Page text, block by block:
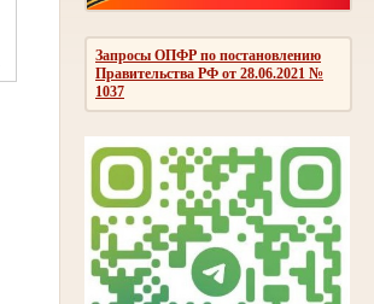
Запросы ОПФР по постановлению
Правительства РФ от 28.06.2021 №
1037